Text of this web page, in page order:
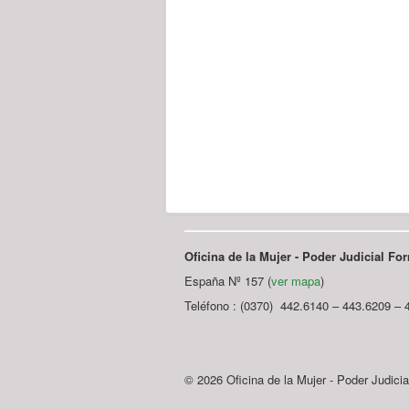
Oficina de la Mujer - Poder Judicial
España Nº 157 (ver mapa)
Teléfono : (0370) 442.6140 – 443.6209 –
© 2026 Oficina de la Mujer - Poder